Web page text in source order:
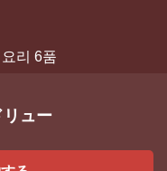
리 6품
ュー